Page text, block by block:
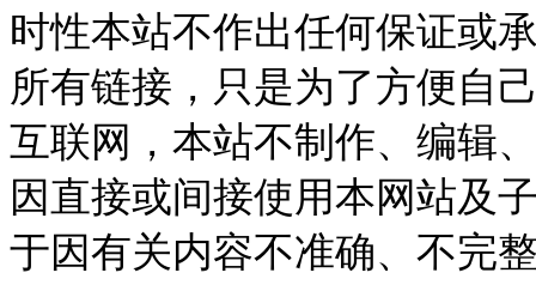
时性本站不作出任何保证或
所有链接，只是为了方便自
互联网，本站不制作、编辑
因直接或间接使用本网站及
于因有关内容不准确、不完